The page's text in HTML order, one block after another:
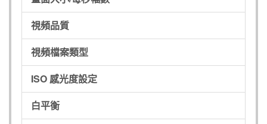
視頻品質
視頻檔案類型
ISO 感光度設定
白平衡